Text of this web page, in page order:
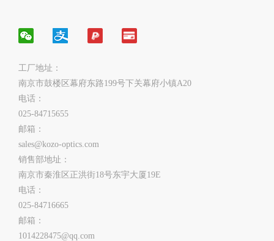
工厂地址：
南京市鼓楼区幕府东路199号下关幕府小镇A20
电话：
025-84715655
邮箱：
sales@kozo-optics.com
销售部地址：
南京市秦淮区正洪街18号东宇大厦19E
电话：
025-84716665
邮箱：
1014228475@qq.com